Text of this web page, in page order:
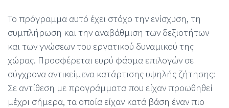
Το πρόγραμμα αυτό έχει στόχο την ενίσχυση, τη
συμπλήρωση και την αναβάθμιση των δεξιοτήτων
και των γνώσεων του εργατικού δυναμικού της
χώρας. Προσφέρεται ευρύ φάσμα επιλογών σε
σύγχρονα αντικείμενα κατάρτισης υψηλής ζήτησης:
Σε αντίθεση με προγράμματα που είχαν προωθηθεί
μέχρι σήμερα, τα οποία είχαν κατά βάση έναν πιο